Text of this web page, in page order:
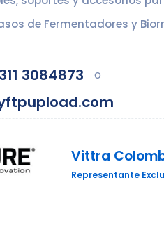
de Fermentadores y
3084873 o
Vittra
Representante